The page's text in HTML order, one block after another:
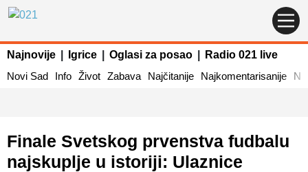
Najnovije Igrice Oglasi za posao
Radio 021 live
Novi Sad
Info Život Zabava Najčitanije Najkomentarisanije
Finale Svetskog prvenstva fudbalu
najskuplje u istoriji: Ulaznice